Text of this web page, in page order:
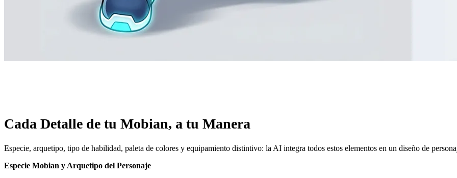
Cada Detalle de tu Mobian, a tu Manera
Especie, arquetipo, tipo de habilidad, paleta de colores y equipamiento distintivo: la AI integra todos estos elementos en un diseño de
Especie Mobian y Arquetipo del Personaje